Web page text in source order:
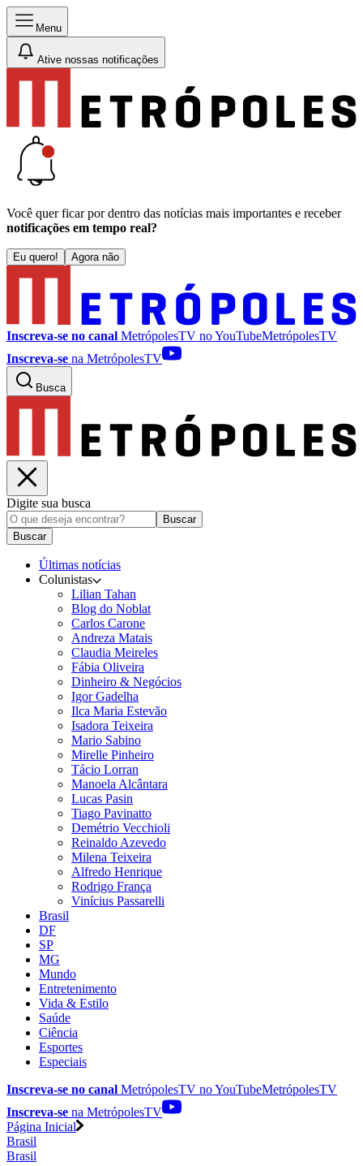
Menu
Ative nossas notificações
Você quer ficar por dentro das notícias mais importantes e receber
notificações em tempo real?
Eu quero! Agora não
Inscreva-se no canal MetrópolesTV noYouTubeMetrópolesTV
Inscreva-se na MetrópolesTV
Busca
Digite sua busca
Buscar
Buscar
Últimas notícias
Colunistas
Lilian Tahan
Blog do Noblat
Carlos Carone
Andreza Matais
Claudia Meireles
Fábia Oliveira
Dinheiro & Negócios
Igor Gadelha
Ilca Maria Estevão
Isadora Teixeira
Mario Sabino
Mirelle Pinheiro
Tácio Lorran
Manoela Alcântara
Lucas Pasin
Tiago Pavinatto
Demétrio Vecchioli
Reinaldo Azevedo
Milena Teixeira
Alfredo Henrique
Rodrigo França
Vinícius Passarelli
Brasil
DF
SP
MG
Mundo
Entretenimento
Vida & Estilo
Saúde
Ciência
Esportes
Especiais
Inscreva-se no canal MetrópolesTV noYouTubeMetrópolesTV
Inscreva-se na MetrópolesTV
Página Inicial
Brasil
Brasil